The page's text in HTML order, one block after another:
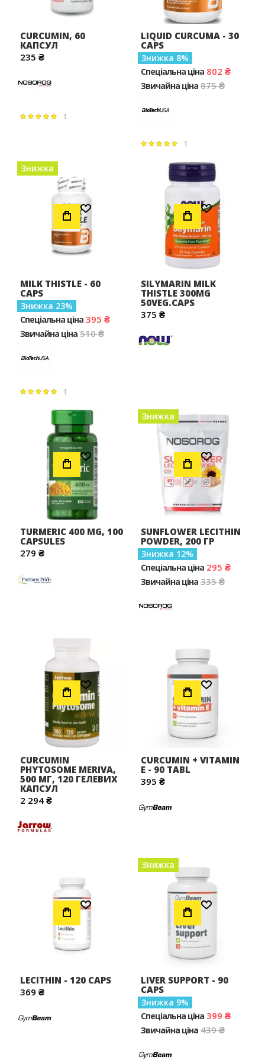
CURCUMIN, 60
КАПСУЛ
235 ₴
Рейтинг: 1
LIQUID CURCUMA - 30
CAPS
Знижка 8
Спеціальна ціна 802 ₴
Звичайна ціна 875 ₴
Рейтинг: 1
Додати до Списку Бажань
Знижка
MILK THISTLE - 60
CAPS
Знижка 23
Спеціальна ціна 395 ₴
Звичайна ціна 510 ₴
Рейтинг: 1
Додати до Списку Бажань
SILYMARIN MILK
THISTLE 300MG
50VEG.CAPS
375 ₴
Додати до Списку Бажань
TURMERIC 400 MG, 100
CAPSULES
279 ₴
Додати до Списку Бажань
Знижка
SUNFLOWER LECITHIN
POWDER, 200 ГР
Знижка 12
Спеціальна ціна 295 ₴
Звичайна ціна 335 ₴
Додати до Списку Бажань
CURCUMIN
PHYTOSOME MERIVA,
500 МГ, 120 ГЕЛЕВИХ
КАПСУЛ
2 294 ₴
Додати до Списку Бажань
CURCUMIN + VITAMIN
E - 90 TABL
395 ₴
Додати до Списку Бажань
LECITHIN - 120 CAPS
369 ₴
Додати до Списку Бажань
Знижка
LIVER SUPPORT - 90
CAPS
Знижка 9
Спеціальна ціна 399 ₴
Звичайна ціна 439 ₴